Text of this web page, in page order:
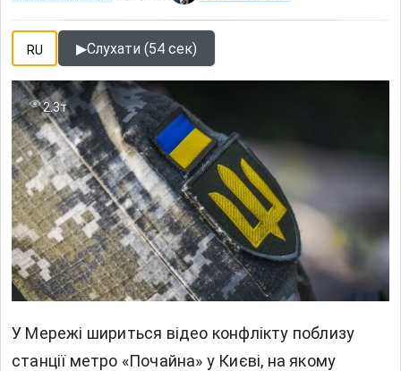
RU ▶Слухати (54 сек)
2.3т
У Мережі шириться відео конфлікту поблизу
станції метро «Почайна» у Києві, на якому